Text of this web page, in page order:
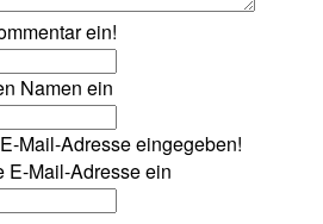
ein!
Namen ein
Mail-Adresse eingegeben!
E-Mail-Adresse ein